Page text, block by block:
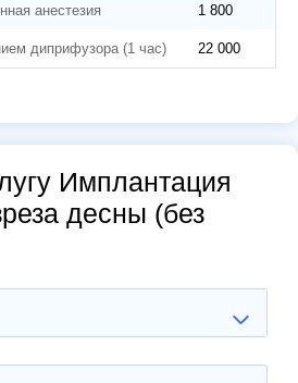
анестезия 1 800
диприфузора (1 час) 22 000
Имплантация
десны (без